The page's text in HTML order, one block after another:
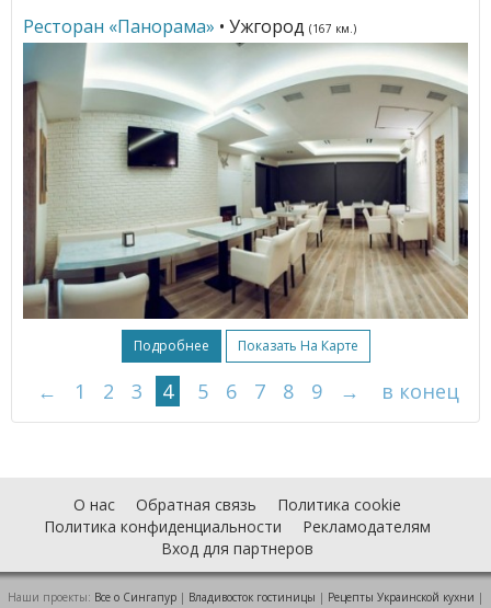
Ресторан «Панорама» • Ужгород (167 км.)
Подробнее Показать На Карте
← 1 2 3 4 5 6 7 8 9 → в конец
О нас Обратная связь
Политика cookie
Политика конфиденциальности
Рекламодателям
Вход для партнеров
Наши проекты: Все о Cингапур | Владивосток гостиницы | Рецепты Украинской кухни |